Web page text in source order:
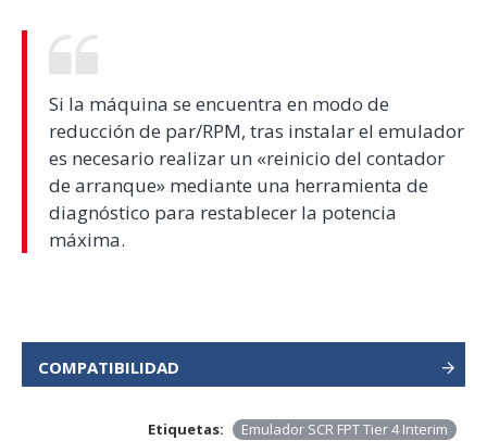
Si la máquina se encuentra en modo de
reducción de par/RPM, tras instalar el emulador
es necesario realizar un «reinicio del contador
de arranque» mediante una herramienta de
diagnóstico para restablecer la potencia
máxima.
COMPATIBILIDAD
Etiquetas:
Emulador SCR FPT Tier 4 Interim